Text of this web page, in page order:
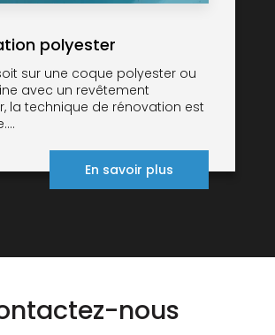
polyester
sur une coque polyester ou
avec un revêtement
la technique de rénovation est
En savoir plus
nous